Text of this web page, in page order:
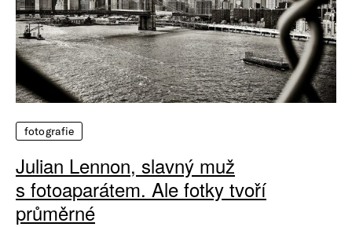
fotografie
Julian Lennon, slavný muž
s fotoaparátem. Ale fotky tvoří
průměrné